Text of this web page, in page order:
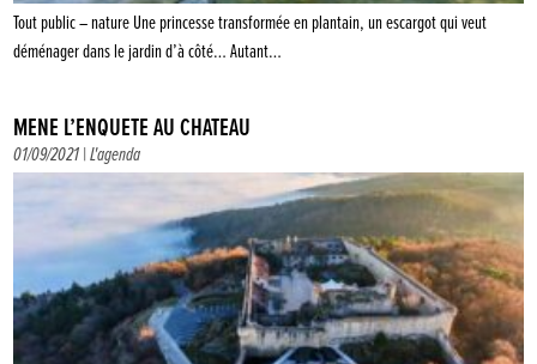
Tout public – nature Une princesse transformée en plantain, un escargot qui veut
déménager dans le jardin d’à côté… Autant…
MÈNE L’ENQUÊTE AU CHÂTEAU
01/09/2021 |L'agenda